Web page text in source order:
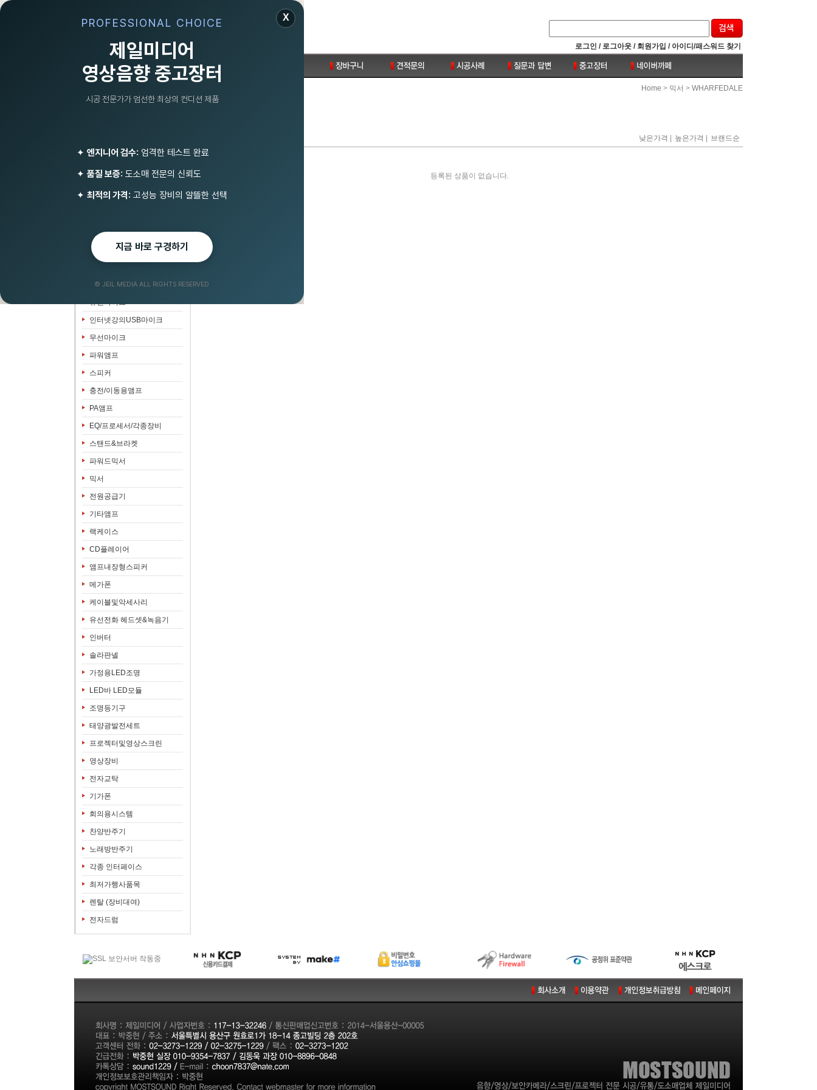
로그인 / 로그아웃 / 회원가입 / 아이디/패스워드 찾기
대면마이크(인터콤)
마이크
선거유세패키지
음향&영상패키지
유선마이크
인터넷강의USB마이크
무선마이크
파워앰프
스피커
충전/이동용앰프
PA앰프
EQ/프로세서/각종장비
스탠드&브라켓
파워드믹서
믹서
전원공급기
기타앰프
랙케이스
CD플레이어
앰프내장형스피커
메가폰
케이블및악세사리
유선전화 헤드셋&녹음기
인버터
솔라판넬
가정용LED조명
LED바 LED모듈
조명등기구
태양광발전세트
프로젝터및영상스크린
영상장비
전자교탁
기가폰
회의용시스템
찬양반주기
노래방반주기
각종 인터페이스
최저가행사품목
렌탈 (장비대여)
전자드럼
Home > 믹서 > WHARFEDALE
WHARFEDALE
낮은가격 높은가격 브랜드순
등록된 상품이 없습니다.
X
PROFESSIONAL CHOICE
제일미디어
영상음향 중고장터
시공 전문가가 엄선한 최상의 컨디션 제품
✦ 엔지니어 검수: 엄격한 테스트 완료
✦ 품질 보증: 도소매 전문의 신뢰도
✦ 최적의 가격: 고성능 장비의 알뜰한 선택
지금 바로 구경하기
© JEIL MEDIA ALL RIGHTS RESERVED